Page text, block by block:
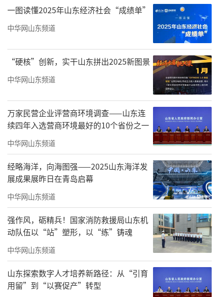
生代表等200余人参加。
一图读懂2025年山东经济社会“成绩单”
中华网山东频道
“硬核”创新，实干山东拼出2025新图景
中华网山东频道
万家民营企业评营商环境调查——山东连
续四年入选营商环境最好的10个省份之一
中华网山东频道
经略海洋，向海图强——2025山东海洋发
展成果展昨日在青岛启幕
中华网山东频道
强作风，砺精兵！国家消防救援局山东机
动队伍以“站”塑形，以“练”铸魂
中华网山东频道
山东探索数字人才培养新路径：从“引育
用留”到“以赛促产”转型